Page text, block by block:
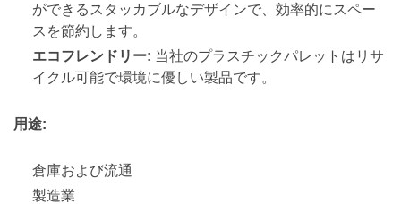
ができるスタッカブルなデザインで、効率的にスペー
スを節約します。
エコフレンドリー: 当社のプラスチックパレットはリサ
イクル可能で環境に優しい製品です。
用途:
倉庫および流通
製造業